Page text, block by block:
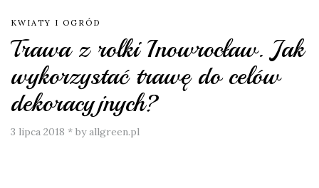
KWIATY I OGRÓD
Trawa z rolki Inowrocław. Jak
wykorzystać trawę do celów
dekoracyjnych?
3 lipca 2018 * by allgreen.pl